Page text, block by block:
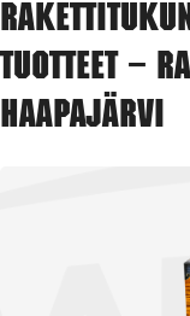
tuotteet –
Haapajärvi